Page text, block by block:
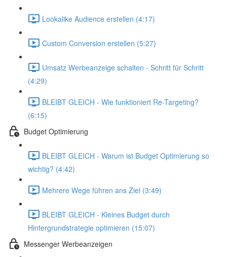
Lookalike Audience erstellen (4:17)
Custom Conversion erstellen (5:27)
Umsatz Werbeanzeige schalten - Schritt für Schritt
(4:29)
BLEIBT GLEICH - Wie funktioniert Re-Targeting?
(6:15)
Budget Optimierung
BLEIBT GLEICH - Warum ist Budget Optimierung so
wichtig? (4:42)
Mehrere Wege führen ans Ziel (3:49)
BLEIBT GLEICH - Kleines Budget durch
Hintergrundstrategie optimieren (15:07)
Messenger Werbeanzeigen